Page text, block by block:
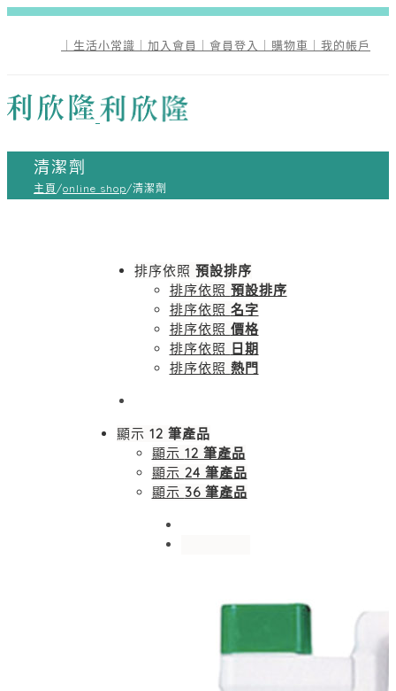
｜生活小常識 ｜加入會員 ｜會員登入 ｜購物車 ｜我的帳戶
清潔劑
主頁/online shop/清潔劑
排序依照 預設排序
排序依照 預設排序
排序依照 名字
排序依照 價格
排序依照 日期
排序依照 熱門
顯示 12 筆產品
顯示 12 筆產品
顯示 24 筆產品
顯示 36 筆產品